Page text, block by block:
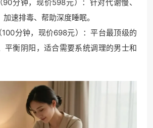
分钟，现价598元）：针对代谢慢、
速排毒、帮助深度睡眠。
分钟，现价698元）：平台最顶级的
平衡阴阳，适合需要系统调理的男士和